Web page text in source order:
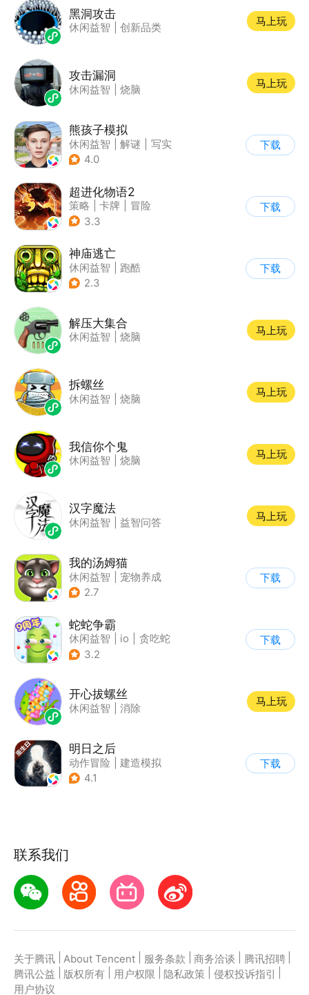
黑洞攻击
休闲益智 创新品类
马上玩
攻击漏洞
休闲益智 烧脑
马上玩
熊孩子模拟
休闲益智 解谜
写实
4.0
下载
超进化物语2
策略 卡牌
冒险
| 剧情
3.3
下载
神庙逃亡
休闲益智
跑酷
| 欧美风
2.3
下载
解压大集合
休闲益智 烧脑
马上玩
拆螺丝
休闲益智 烧脑
马上玩
我信你个鬼
休闲益智 烧脑
马上玩
汉字魔法
休闲益智 益智问答
马上玩
我的汤姆猫
休闲益智
宠物养成
| 汤姆猫
2.7
下载
蛇蛇争霸
休闲益智 io
贪吃蛇
| 白日梦
3.2
下载
开心拔螺丝
休闲益智 消除
马上玩
明日之后
动作冒险
建造模拟
| 丧尸
4.1
下载
联系我们
关于腾讯 About Tencent 服务条款 商务洽谈 腾讯招聘
腾讯公益
版权所有 用户权限 隐私政策 侵权投诉指引
用户协议